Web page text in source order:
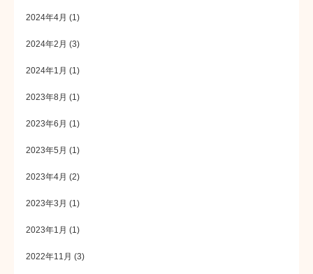
2024年4月 (1)
2024年2月 (3)
2024年1月 (1)
2023年8月 (1)
2023年6月 (1)
2023年5月 (1)
2023年4月 (2)
2023年3月 (1)
2023年1月 (1)
2022年11月 (3)